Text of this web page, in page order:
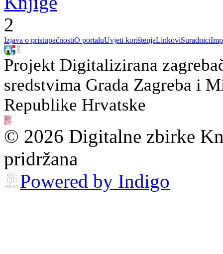
2
Izjava o pristupačnostiO portaluUvjeti korištenjaLinkoviSuradnici
Projekt Digitalizirana
sredstvima Grada Zagreba i
Republike Hrvatske
© 2026 Digitalne zbirke
pridržana
Powered by Indigo